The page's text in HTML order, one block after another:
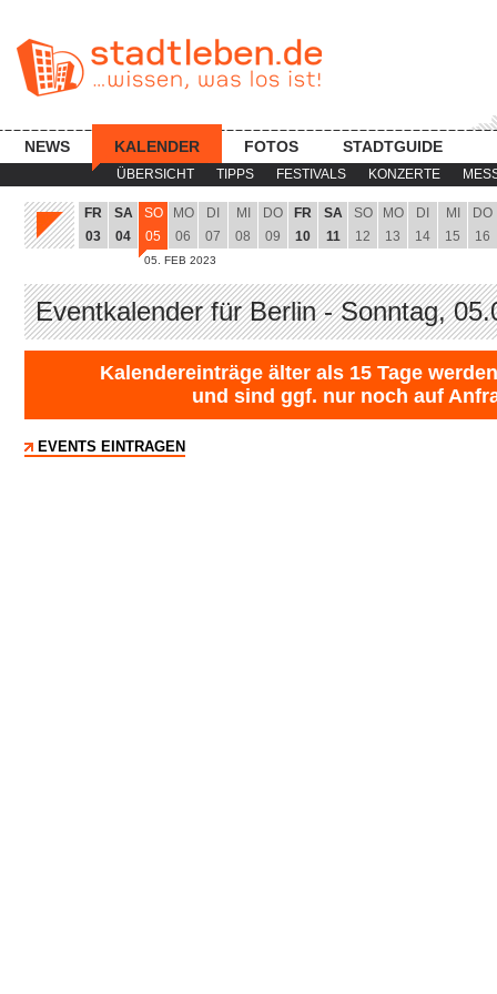
ÜBERSICHT TIPPS FESTIVALS KONZERTE
NEWS KALENDER FOTOS STADTGUIDE
FR
03
SA
04
SO
05
05. FEB 2023
MO
06
DI
07
MI
08
DO
09
FR
10
SA
11
SO
12
MO
13
DI
14
MI
15
DO
16
Eventkalender für Berlin - Sonntag,
Kalendereinträge älter als 15 Tage
und sind ggf. nur noch auf
EVENTS EINTRAGEN